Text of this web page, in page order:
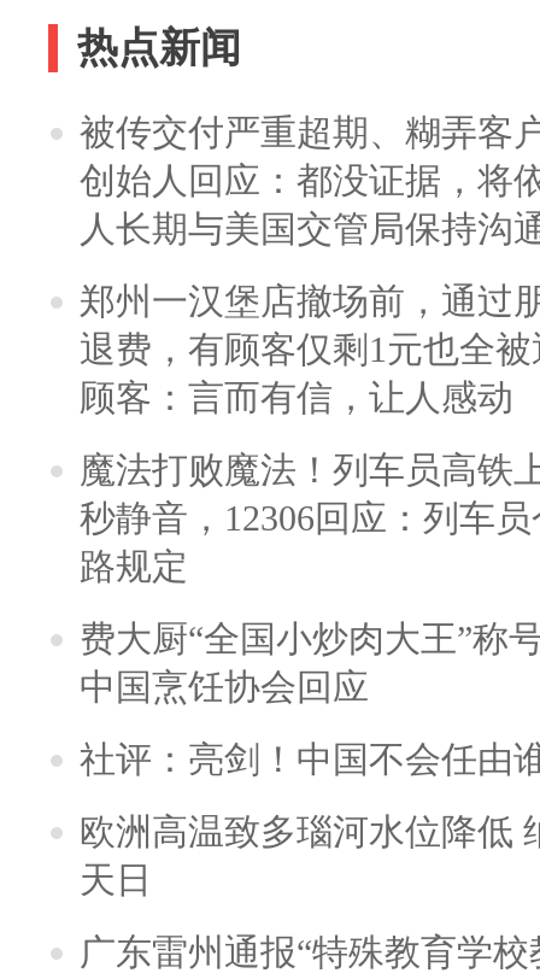
热点新闻
被传交付严重超期、糊弄客
创始人回应：都没证据，将
人长期与美国交管局保持沟
郑州一汉堡店撤场前，通过
退费，有顾客仅剩1元也全
顾客：言而有信，让人感动
魔法打败魔法！列车员高铁
秒静音，12306回应：列车
路规定
费大厨“全国小炒肉大王”称
中国烹饪协会回应
社评：亮剑！中国不会任由
欧洲高温致多瑙河水位降低
天日
广东雷州通报“特殊教育学